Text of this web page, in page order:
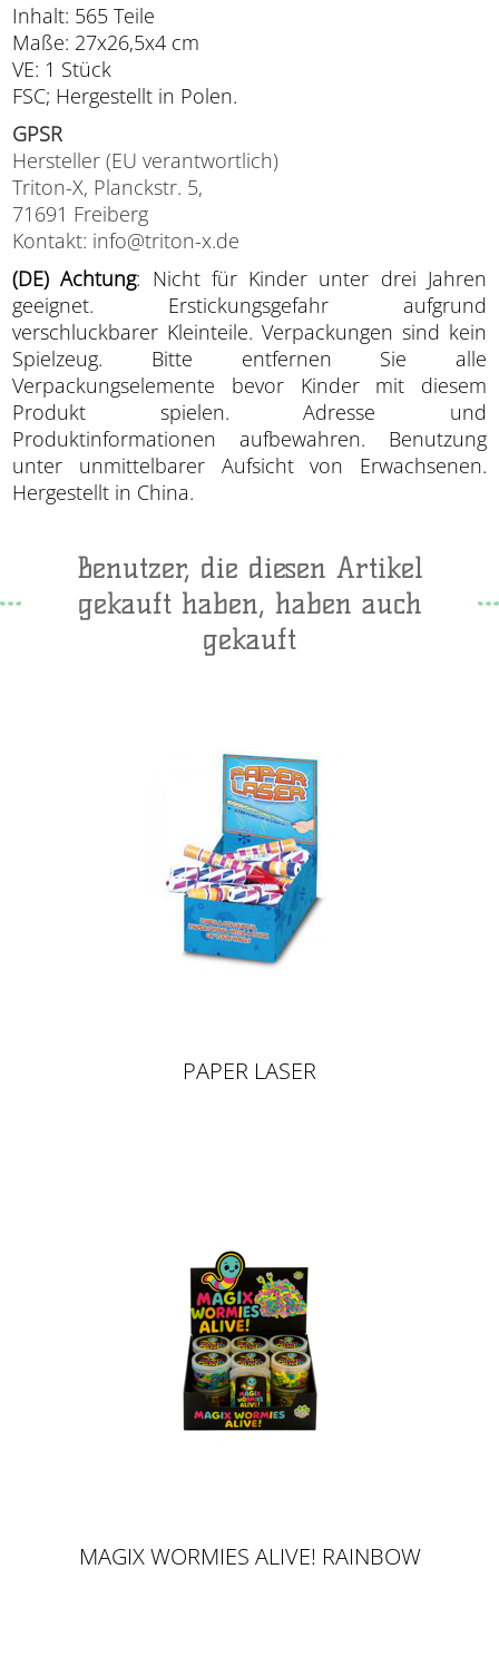
Inhalt: 565 Teile
Maße: 27x26,5x4 cm
VE: 1 Stück
FSC; Hergestellt in Polen.
GPSR
Hersteller (EU verantwortlich)
Triton-X, Planckstr. 5,
71691 Freiberg
Kontakt: info@triton-x.de
(DE) Achtung: Nicht für Kinder unter drei Jahren
geeignet. Erstickungsgefahr aufgrund
verschluckbarer Kleinteile. Verpackungen sind kein
Spielzeug. Bitte entfernen Sie alle
Verpackungselemente bevor Kinder mit diesem
Produkt spielen. Adresse und
Produktinformationen aufbewahren. Benutzung
unter unmittelbarer Aufsicht von Erwachsenen.
Hergestellt in China.
Benutzer, die diesen Artikel
gekauft haben, haben auch
gekauft
PAPER LASER
MAGIX WORMIES ALIVE! RAINBOW